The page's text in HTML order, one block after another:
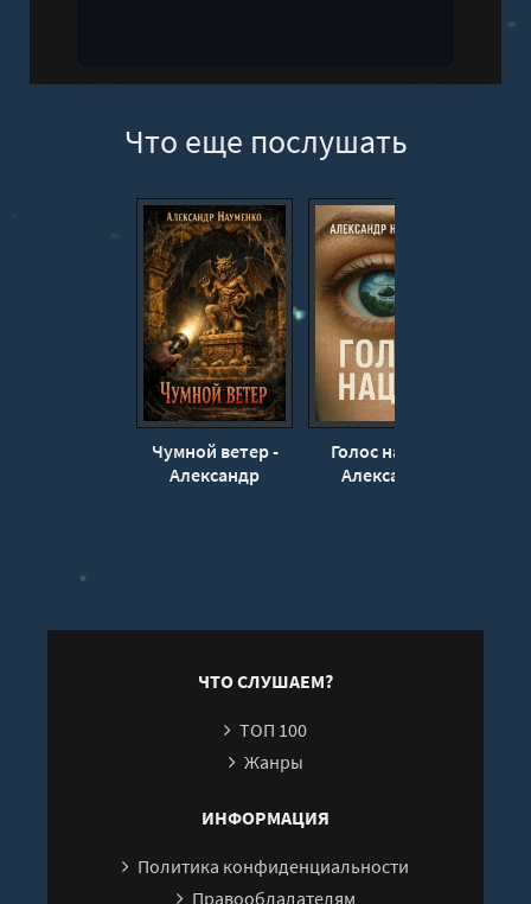
Что еще послушать
Чумной ветер -
Александр
Голос нации -
Александр
ЧТО СЛУШАЕМ?
ТОП 100
Жанры
ИНФОРМАЦИЯ
Политика конфиденциальности
Правообладателям